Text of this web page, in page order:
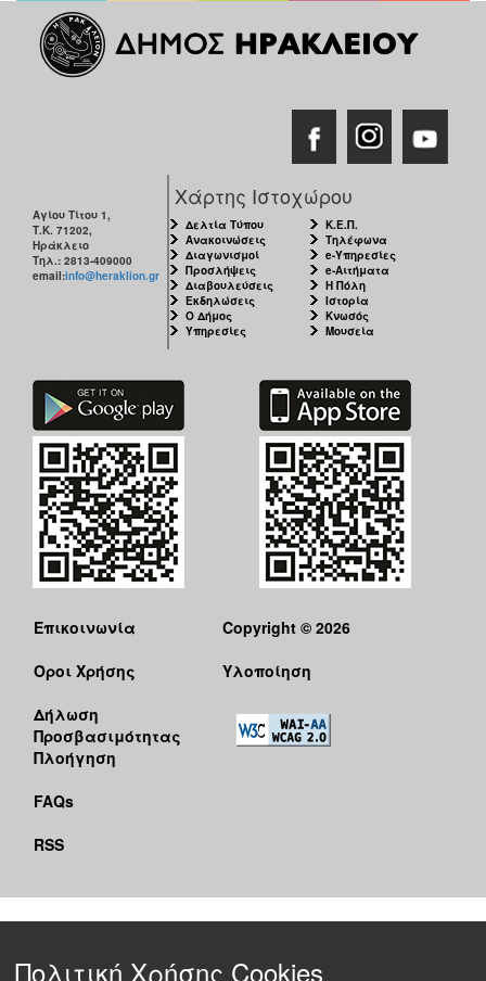
Αγίου Τίτου 1,
Τ.Κ. 71202,
Ηράκλειο
Τηλ.: 2813-409000
email:info@heraklion.gr
Χάρτης Ιστοχώρου
Δελτία Τύπου
Ανακοινώσεις
Διαγωνισμοί
Προσλήψεις
Διαβουλεύσεις
Εκδηλώσεις
Ο Δήμος
Υπηρεσίες
Κ.Ε.Π.
Τηλέφωνα
e-Υπηρεσίες
e-Αιτήματα
Η Πόλη
Ιστορία
Κνωσός
Μουσεία
Επικοινωνία
Όροι Χρήσης
Δήλωση
Προσβασιμότητας
Πλοήγηση
FAQs
RSS
Copyright © 2026
Υλοποίηση
Πολιτική Χρήσης Cookies